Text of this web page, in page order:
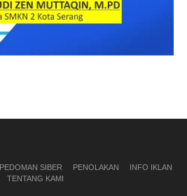
PEDOMAN SIBER PENOLAKAN
INFO IKLAN
TENTANG KAMI